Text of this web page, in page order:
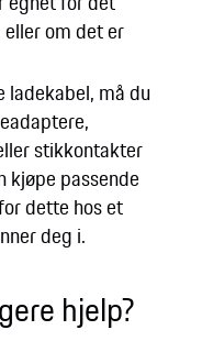
om det er
ladekabel, må du
stikkontakter
kjøpe passende
dette hos et
deg i.
hjelp?